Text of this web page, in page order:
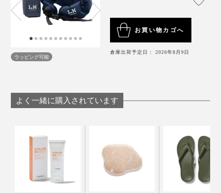
パンパンに膨らませてPCワークした後、ちょっとリラ
できるとのころもお気に入りです。
ラッピング可能
お買い物カゴへ
倉庫出荷予定日： 2026年8月9日
よく一緒に購入されています